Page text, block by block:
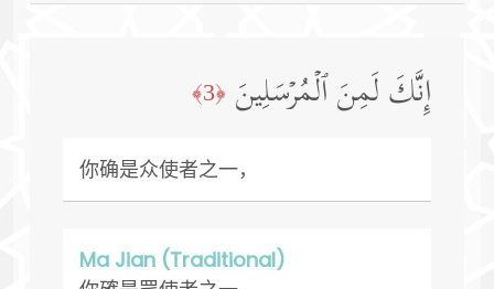
إِنَّكَ لَمِنَ ٱلۡمُرۡسَلِینَ ﴿3﴾
你确是众使者之一，
Ma Jian (Traditional)